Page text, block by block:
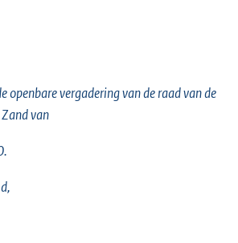
openbare vergadering van de raad van de
van